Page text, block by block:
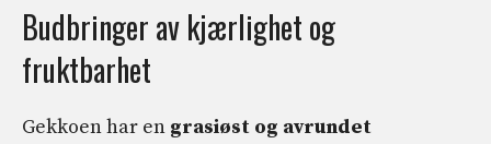
Budbringer av kjærlighet og
fruktbarhet
Gekkoen har en grasiøst og avrundet